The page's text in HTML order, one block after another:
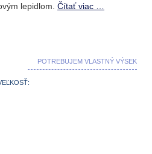
lepidlom. Čítať viac …
POTREBUJEM VLASTNÝ VÝSEK